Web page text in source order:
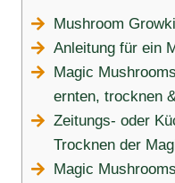
Mushroom
Anleitung für ein
Magic
ernten, trocknen
Zeitungs- oder
Trocknen der
Magic